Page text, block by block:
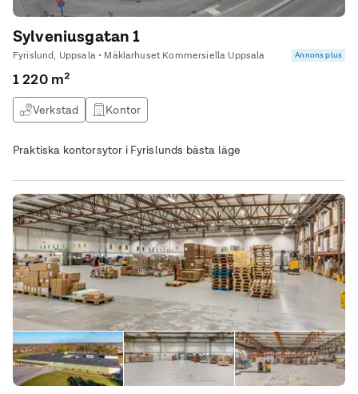
Sylveniusgatan 1
Fyrislund, Uppsala • Mäklarhuset Kommersiella Uppsala Annons plus
1 220 m²
Verkstad Kontor
Praktiska kontorsytor i Fyrislunds bästa läge